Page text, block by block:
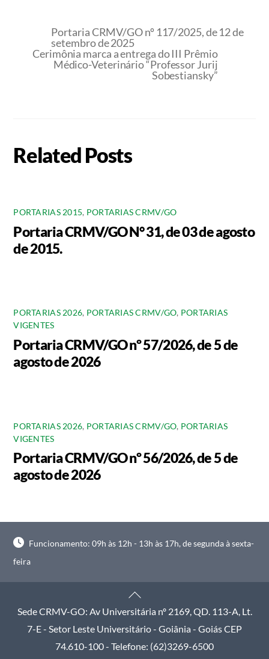
Portaria CRMV/GO nº 117/2025, de 12 de
setembro de 2025
Cerimônia marca a entrega do III Prêmio
Médico-Veterinário “Professor Jurij
Sobestiansky”
Related Posts
PORTARIAS 2015, PORTARIAS CRMV/GO
Portaria CRMV/GO N° 31, de 03 de agosto
de 2015.
PORTARIAS 2026, PORTARIAS CRMV/GO, PORTARIAS
VIGENTES
Portaria CRMV/GO nº 57/2026, de 5 de
agosto de 2026
PORTARIAS 2026, PORTARIAS CRMV/GO, PORTARIAS
VIGENTES
Portaria CRMV/GO nº 56/2026, de 5 de
agosto de 2026
Funcionamento: 09h às 12h - 13h às 17h, de segunda à sexta-
feira
Back
To
Top
Sede CRMV-GO: Av Universitária nº 2169, QD. 113-A, Lt.
7-E - Setor Leste Universitário - Goiânia - Goiás CEP
74.610-100 - Telefone: (62)3269-6500